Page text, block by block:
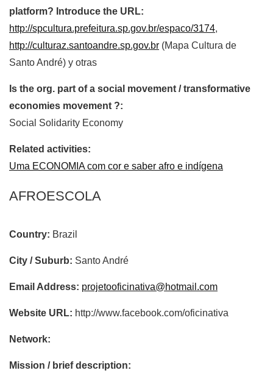
platform? Introduce the URL:
http://spcultura.prefeitura.sp.gov.br/espaco/3174,
http://culturaz.santoandre.sp.gov.br (Mapa Cultura de
Santo André) y otras
Is the org. part of a social movement / transformative
economies movement ?:
Social Solidarity Economy
Related activities:
Uma ECONOMIA com cor e saber afro e indígena
AFROESCOLA
Country: Brazil
City / Suburb: Santo André
Email Address: projetooficinativa@hotmail.com
Website URL: http://www.facebook.com/oficinativa
Network:
Mission / brief description: